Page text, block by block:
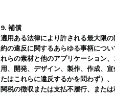
9. 補償
適用ある法律により許される最大限
約の違反に関するあらゆる事柄につ
れらの素材と他のアプリケーション
用、開発、デザイン、製作、作成、
たはこれらに違反するかを問わず）
関税の徴収または支払不履行、また